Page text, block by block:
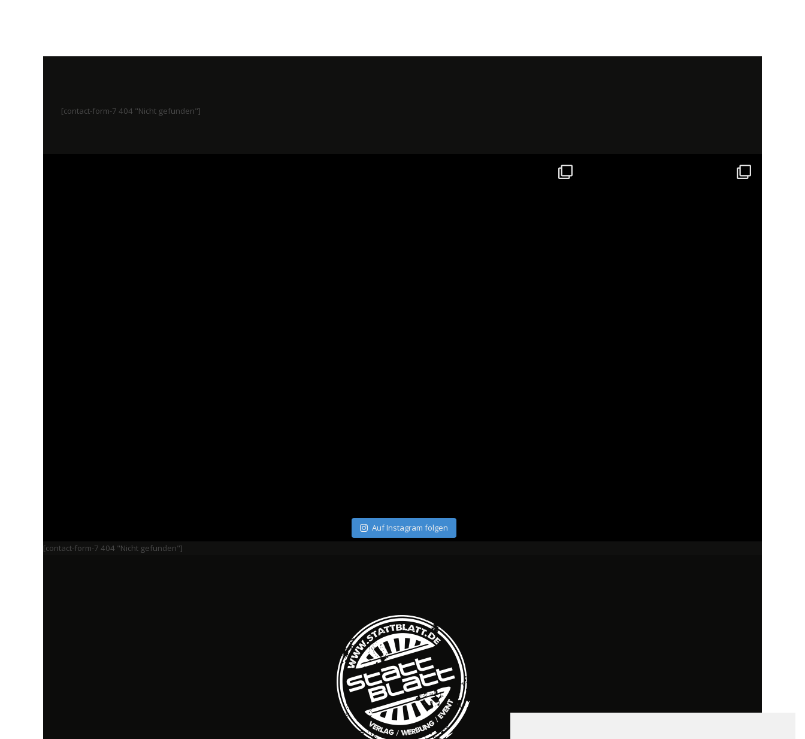
[contact-form-7 404 "Nicht gefunden"]
Auf Instagram folgen
[contact-form-7 404 "Nicht gefunden"]